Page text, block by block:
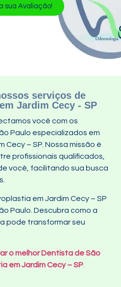
sua Avaliação!
serviços de
Jardim Cecy - SP
você com os
Paulo especializados em
Cecy – SP. Nossa missão é
profissionais qualificados,
você, facilitando sua busca
em Jardim Cecy – SP
Paulo. Descubra como a
pode transformar seu
o melhor Dentista de São
em Jardim Cecy – SP